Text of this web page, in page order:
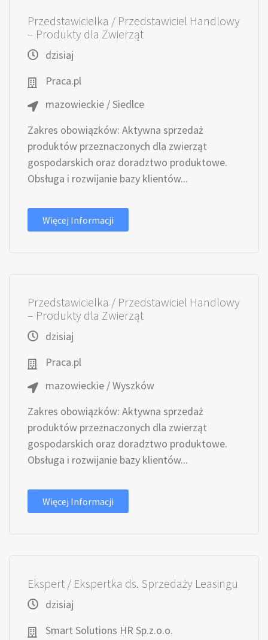
Przedstawicielka / Przedstawiciel Handlowy
– Produkty dla Zwierząt
dzisiaj
Praca.pl
mazowieckie / Siedlce
Zakres obowiązków: Aktywna sprzedaż
produktów przeznaczonych dla zwierząt
gospodarskich oraz doradztwo produktowe.
Obsługa i rozwijanie bazy klientów...
Więcej Informacji
Przedstawicielka / Przedstawiciel Handlowy
– Produkty dla Zwierząt
dzisiaj
Praca.pl
mazowieckie / Wyszków
Zakres obowiązków: Aktywna sprzedaż
produktów przeznaczonych dla zwierząt
gospodarskich oraz doradztwo produktowe.
Obsługa i rozwijanie bazy klientów...
Więcej Informacji
Ekspert / Ekspertka ds. Sprzedaży Leasingu
dzisiaj
Smart Solutions HR Sp.z.o.o.